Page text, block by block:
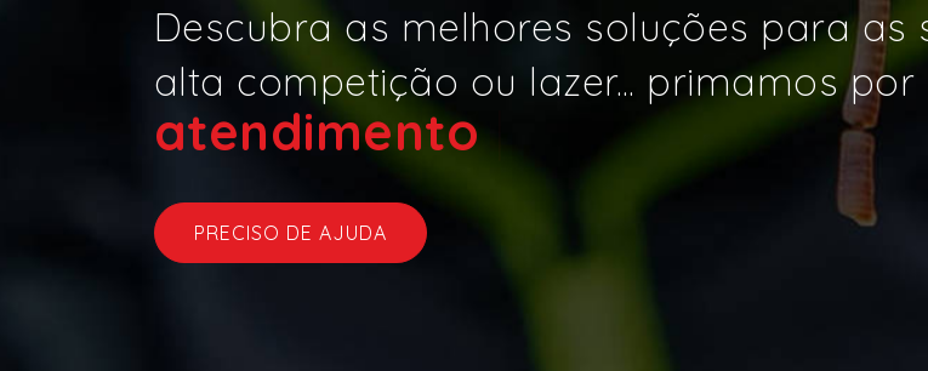
Descubra as melhores soluções para as
alta competição ou lazer... primamos por
atendi|
PRECISO DE AJUDA